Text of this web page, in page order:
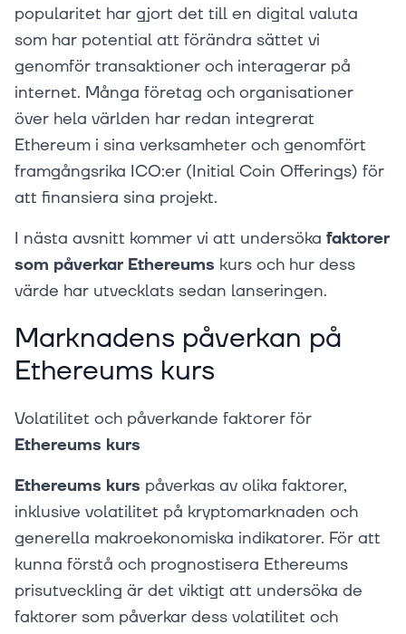
popularitet har gjort det till en digital valuta
som har potential att förändra sättet vi
genomför transaktioner och interagerar på
internet. Många företag och organisationer
över hela världen har redan integrerat
Ethereum i sina verksamheter och genomfört
framgångsrika ICO:er (Initial Coin Offerings) för
att finansiera sina projekt.
I nästa avsnitt kommer vi att undersöka faktorer
som påverkar Ethereums kurs och hur dess
värde har utvecklats sedan lanseringen.
Marknadens påverkan på
Ethereums kurs
Volatilitet och påverkande faktorer för
Ethereums kurs
Ethereums kurs påverkas av olika faktorer,
inklusive volatilitet på kryptomarknaden och
generella makroekonomiska indikatorer. För att
kunna förstå och prognostisera Ethereums
prisutveckling är det viktigt att undersöka de
faktorer som påverkar dess volatilitet och